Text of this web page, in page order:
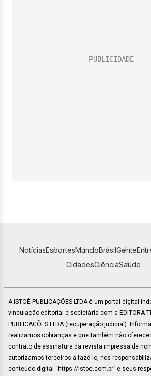
NotíciasEsportesMundoBrasilGente
CidadesCiênciaSaúde
A ISTOÉ PUBLICAÇÕES LTDA é um portal digital
vinculação editorial e societária com a EDITORA
PUBLICACÕES LTDA (recuperação judicial).
realizamos cobranças e que também não
contrato de assinatura da revista impressa de
autorizamos terceiros a fazê-lo, nos
conteúdo digital “https://istoe.com.br” e seus